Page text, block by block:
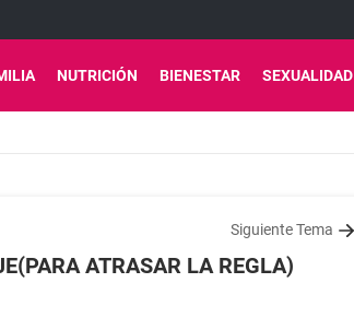
NUTRICIÓN BIENESTAR SEXUALIDAD
Siguiente Tema
ATRASAR LA REGLA)